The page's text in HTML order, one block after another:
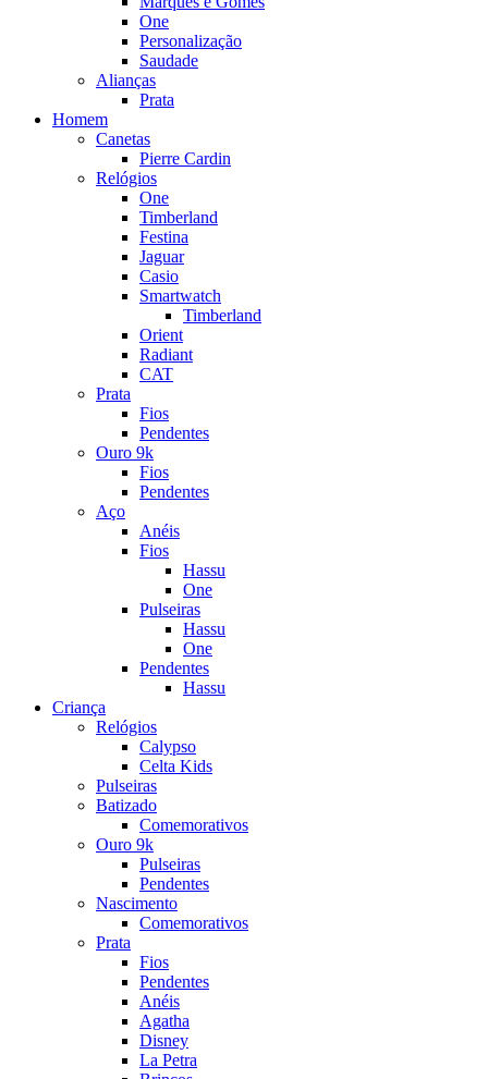
One
Personalização
Saudade
Alianças
Prata
Homem
Canetas
Pierre Cardin
Relógios
One
Timberland
Festina
Jaguar
Casio
Smartwatch
Timberland
Orient
Radiant
CAT
Prata
Fios
Pendentes
Ouro 9k
Fios
Pendentes
Aço
Anéis
Fios
Hassu
One
Pulseiras
Hassu
One
Pendentes
Hassu
Criança
Relógios
Calypso
Celta Kids
Pulseiras
Batizado
Comemorativos
Ouro 9k
Pulseiras
Pendentes
Nascimento
Comemorativos
Prata
Fios
Pendentes
Anéis
Agatha
Disney
La Petra